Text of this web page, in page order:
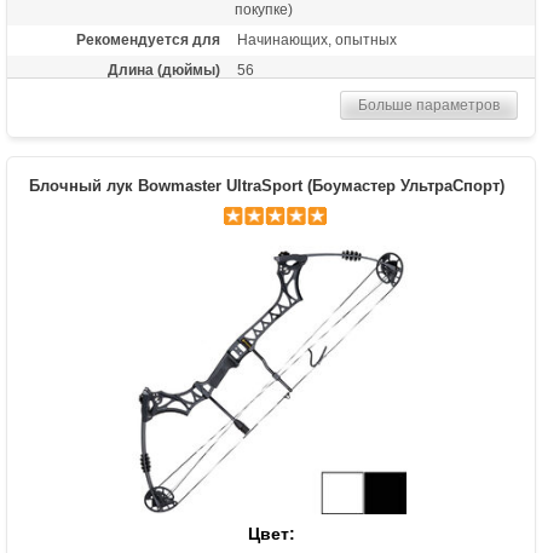
покупке)
Рекомендуется для
Начинающих, опытных
Длина (дюймы)
56
Лук, пластиковая полочка, тетива В50,
шестигранники
Материалы изделия
Рукоятка - алюминий, плечи - дерево с
ламинатом
Развлечение, спорт
Больше параметров
Блочный лук Bowmaster UltraSport (Боумастер УльтраСпорт)
Цвет: